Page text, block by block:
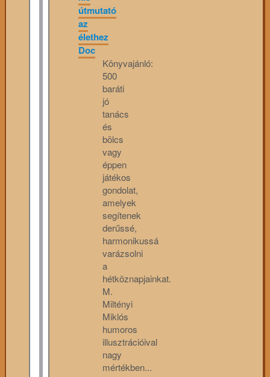
útmutató
az
élethez
Doc
Könyvajánló:
500
baráti
jó
tanács
és
bölcs
vagy
éppen
játékos
gondolat,
amelyek
segítenek
derűssé,
harmonikussá
varázsolni
a
hétköznapjainkat.
M.
Miltényi
Miklós
humoros
illusztrációival
nagy
mértékben...